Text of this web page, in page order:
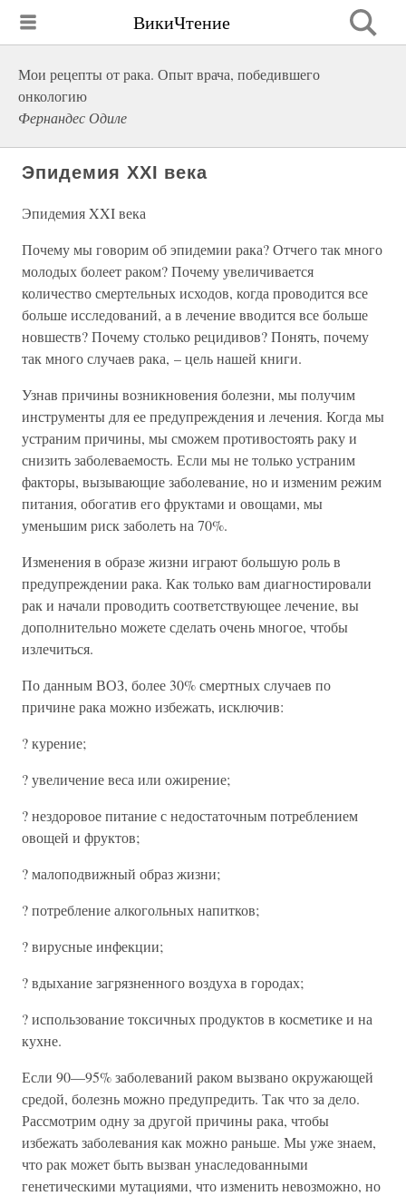
ВикиЧтение
Мои рецепты от рака. Опыт врача, победившего
онкологию
Фернандес Одиле
Эпидемия XXI века
Эпидемия XXI века
Почему мы говорим об эпидемии рака? Отчего так много
молодых болеет раком? Почему увеличивается
количество смертельных исходов, когда проводится все
больше исследований, а в лечение вводится все больше
новшеств? Почему столько рецидивов? Понять, почему
так много случаев рака, – цель нашей книги.
Узнав причины возникновения болезни, мы получим
инструменты для ее предупреждения и лечения. Когда мы
устраним причины, мы сможем противостоять раку и
снизить заболеваемость. Если мы не только устраним
факторы, вызывающие заболевание, но и изменим режим
питания, обогатив его фруктами и овощами, мы
уменьшим риск заболеть на 70%.
Изменения в образе жизни играют большую роль в
предупреждении рака. Как только вам диагностировали
рак и начали проводить соответствующее лечение, вы
дополнительно можете сделать очень многое, чтобы
излечиться.
По данным ВОЗ, более 30% смертных случаев по
причине рака можно избежать, исключив:
? курение;
? увеличение веса или ожирение;
? нездоровое питание с недостаточным потреблением
овощей и фруктов;
? малоподвижный образ жизни;
? потребление алкогольных напитков;
? вирусные инфекции;
? вдыхание загрязненного воздуха в городах;
? использование токсичных продуктов в косметике и на
кухне.
Если 90—95% заболеваний раком вызвано окружающей
средой, болезнь можно предупредить. Так что за дело.
Рассмотрим одну за другой причины рака, чтобы
избежать заболевания как можно раньше. Мы уже знаем,
что рак может быть вызван унаследованными
генетическими мутациями, что изменить невозможно, но